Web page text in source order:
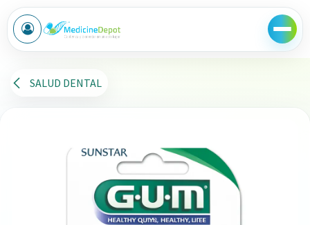
Ir al contenido
SALUD DENTAL